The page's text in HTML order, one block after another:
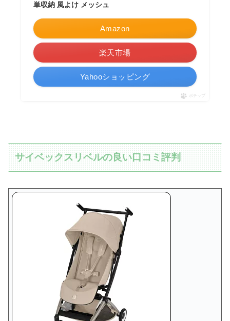
単収納 風よけ メッシュ
Amazon
楽天市場
Yahooショッピング
ポチップ
サイベックスリベルの良い口コミ評判